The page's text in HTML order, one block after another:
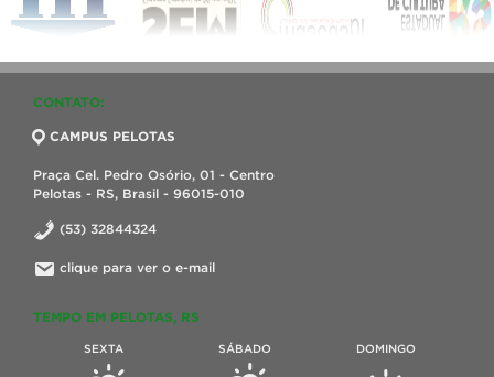
CONTATO:
CAMPUS PELOTAS
Praça Cel. Pedro Osório, 01 - Centro
Pelotas - RS, Brasil - 96015-010
(53) 32844324
clique para ver o e-mail
TEMPO EM PELOTAS, RS
SEXTA SÁBADO DOMINGO